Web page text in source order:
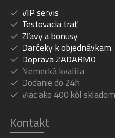
VIP servis
Testovacia trať
Zľavy a bonusy
Darčeky k objednávkam
Doprava ZADARMO
Nemecká kvalita
Dodanie do 24h
Viac ako 400 kôl skladom
Kontakt